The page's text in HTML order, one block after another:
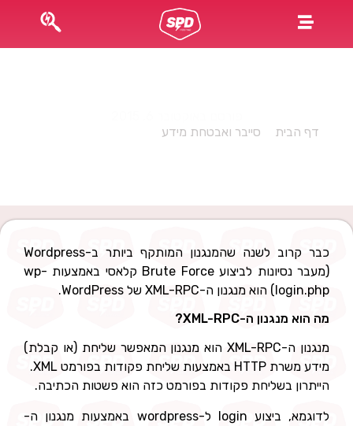
דף הבית
סייבר ואבטחת מידע
כבר קרוב לשנה שהמנגנון המותקף ביותר ב-Wordpress
(מעבר נסיונות לביצוע Brute Force קלאסי באמצעות wp-
login.php) הוא מנגנון ה-XML-RPC של WordPress.
מה הוא מנגנון ה-XML-RPC?
מנגנון ה-XML-RPC הוא מנגנון המאפשר שליחת (או קבלת)
מידע משרת HTTP באמצעות שליחת פקודות בפורמט XML.
הייתרון בשליחת פקודות בפורמט כזה הוא פשטות הכתיבה.
לדוגמא, ביצוע login ל-wordpress באמצעות מנגנון ה-